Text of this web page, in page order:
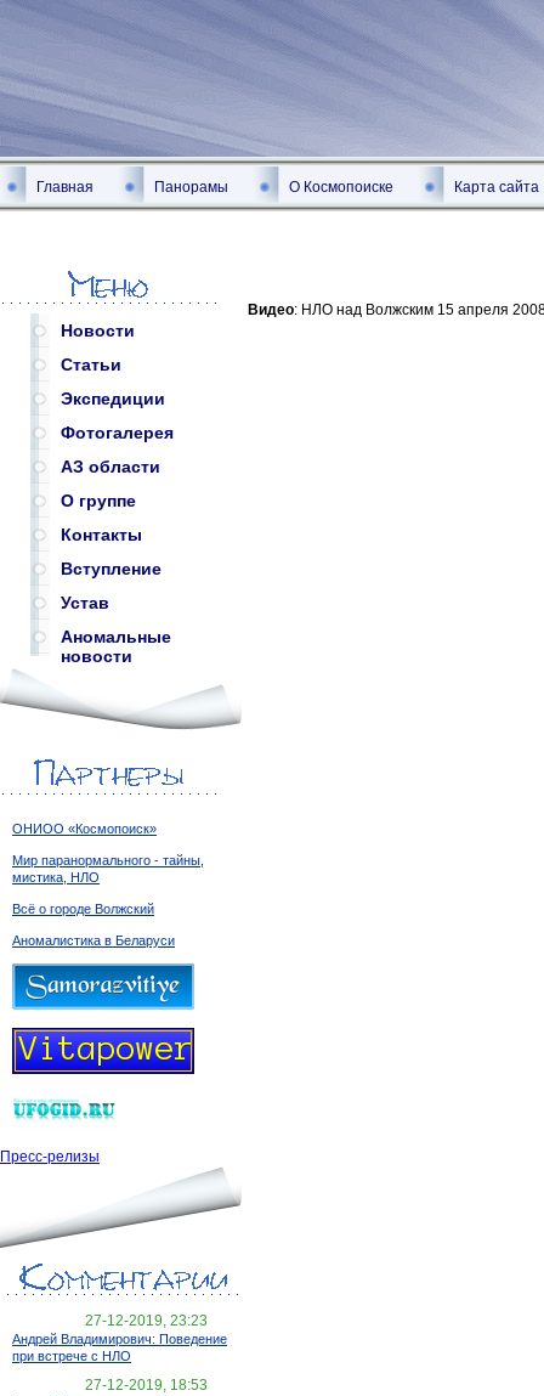
Главная Панорамы О Космопоиске Карта сайта
Новости
Статьи
Экспедиции
Фотогалерея
АЗ области
О группе
Контакты
Вступление
Устав
Аномальные
новости
ОНИОО «Космопоиск»
Мир паранормального - тайны,
мистика, НЛО
Всё о городе Волжский
Аномалистика в Беларуси
Пресс-релизы
27-12-2019, 23:23
Андрей Владимирович: Поведение
при встрече с НЛО
27-12-2019, 18:53
Видео: НЛО над Волжским 15 апреля